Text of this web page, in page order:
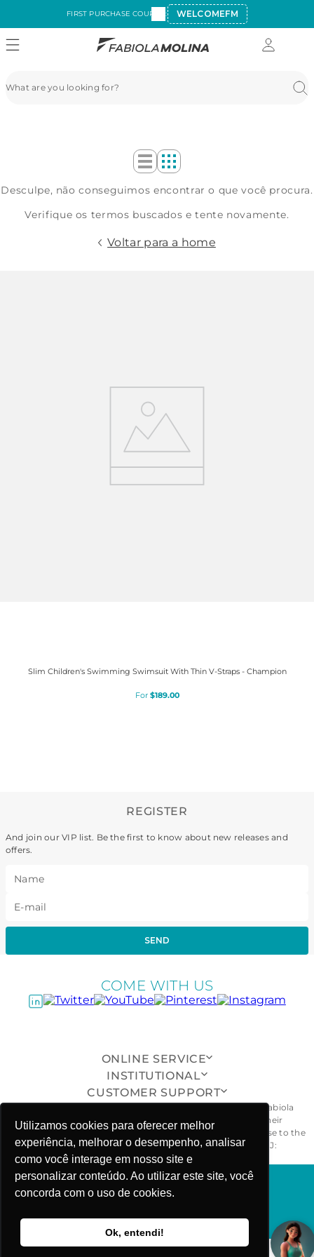
Utilizamos cookies para oferecer melhor
experiência, melhorar o desempenho, analisar
como você interage em nosso site e
personalizar conteúdo. Ao utilizar este site, você
concorda com o uso de cookies.
Ok, entendi!
FIRST PURCHASE COUPON: WELCOMEFM
Desculpe, não conseguimos encontrar o que você procura.
Verifique os termos buscados e tente novamente.
Voltar para a home
Slim Children's Swimming Swimsuit With Thin V-Straps - Champion
$189.00
REGISTER
And join our VIP list. Be the first to know about new releases and
offers.
SEND
COME WITH US
ONLINE SERVICE
INSTITUTIONAL
CUSTOMER SUPPORT
All pieces, models, drawings, designs and shapes of the Fabiola
Molina® brand are exclusive and duly protected, and their
unauthorized reproduction, imitation or copying will give rise to the
civil and criminal penalties provided for by law. - CNPJ:
26.968.029/0001-55
FABIOLA MOLINA ©COPYRIGHT 2025